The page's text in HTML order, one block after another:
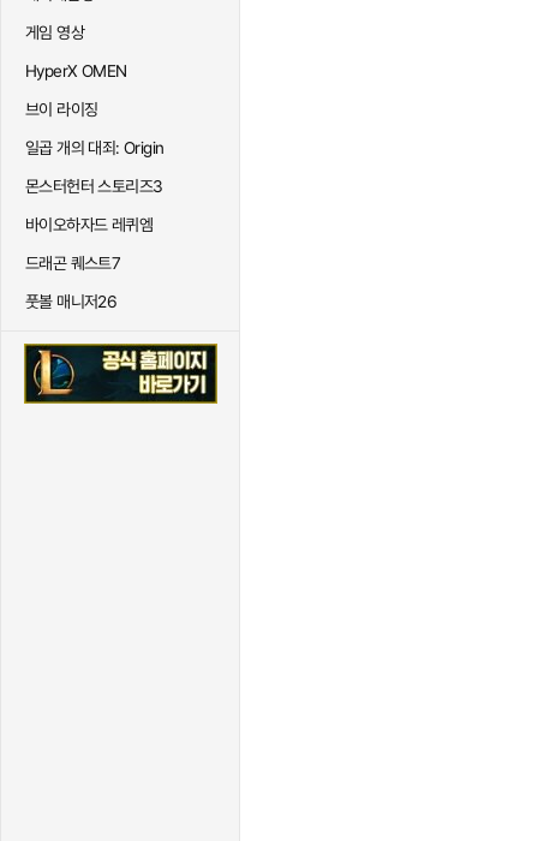
게임 영상
HyperX OMEN
브이 라이징
일곱 개의 대죄: Origin
몬스터헌터 스토리즈3
바이오하자드 레퀴엠
드래곤 퀘스트7
풋볼 매니저26